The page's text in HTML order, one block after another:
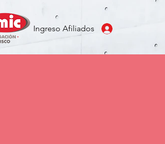
Ingreso Afiliados